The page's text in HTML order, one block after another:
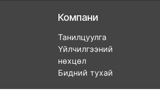
Компани
Танилцуулга
Үйлчилгээний
нөхцөл
Бидний тухай